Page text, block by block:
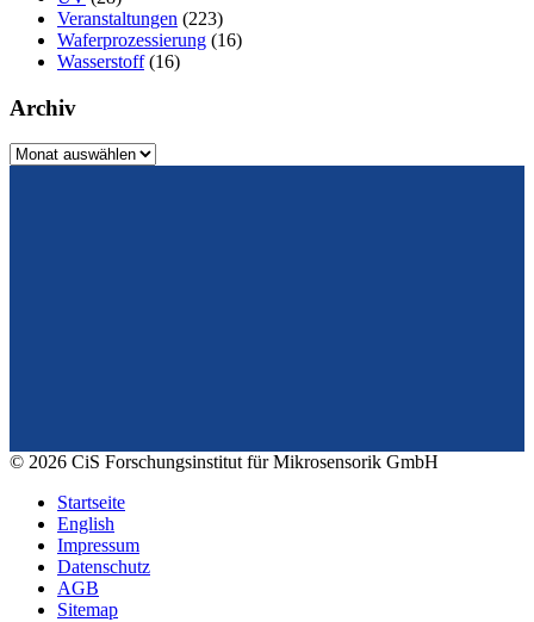
Veranstaltungen (223)
Waferprozessierung (16)
Wasserstoff(16)
Archiv
Archiv
© 2026 CiS Forschungsinstitut für Mikrosensorik GmbH
Startseite
English
Impressum
Datenschutz
AGB
Sitemap